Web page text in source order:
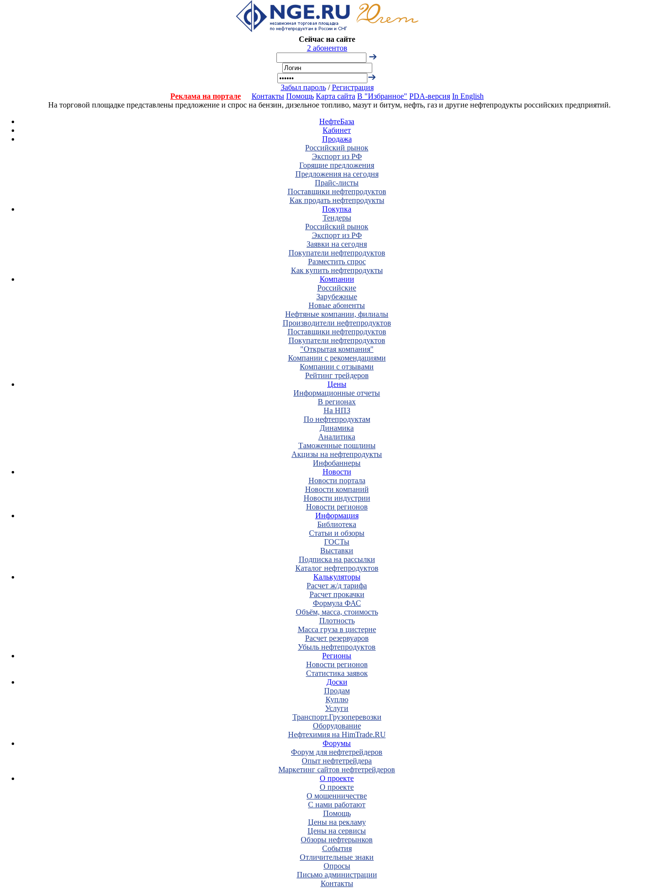
Сейчас на сайте
2 абонентов
Забыл пароль/Регистрация
Реклама на портале
Контакты Помощь Карта сайта В "Избранное" PDA-версия In English
На торговой площадке представлены предложение и спрос на бензин, дизельное топливо, мазут и битум, нефть, газ и другие нефтепродукты российских предприятий.
НефтеБаза
Кабинет
Продажа
Российский рынок
Экспорт из РФ
Горящие предложения
Предложения на сегодня
Прайс-листы
Поставщики нефтепродуктов
Как продать нефтепродукты
Покупка
Тендеры
Российский рынок
Экспорт из РФ
Заявки на сегодня
Покупатели нефтепродуктов
Разместить спрос
Как купить нефтепродукты
Компании
Российские
Зарубежные
Новые абоненты
Нефтяные компании, филиалы
Производители нефтепродуктов
Поставщики нефтепродуктов
Покупатели нефтепродуктов
"Открытая компания"
Компании с рекомендациями
Компании с отзывами
Рейтинг трейдеров
Цены
Информационные отчеты
В регионах
На НПЗ
По нефтепродуктам
Динамика
Аналитика
Таможенные пошлины
Акцизы на нефтепродукты
Инфобаннеры
Новости
Новости портала
Новости компаний
Новости индустрии
Новости регионов
Информация
Библиотека
Статьи и обзоры
ГОСТы
Выставки
Подписка на рассылки
Каталог нефтепродуктов
Калькуляторы
Расчет ж/д тарифа
Расчет прокачки
Формула ФАС
Объём, масса, стоимость
Плотность
Масса груза в цистерне
Расчет резервуаров
Убыль нефтепродуктов
Регионы
Новости регионов
Статистика заявок
Доски
Продам
Куплю
Услуги
Транспорт.Грузоперевозки
Оборудование
Нефтехимия на HimTrade.RU
Форумы
Форум для нефтетрейдеров
Опыт нефтетрейдера
Маркетинг сайтов нефтетрейдеров
О проекте
О проекте
О мошенничестве
С нами работают
Помощь
Цены на рекламу
Цены на сервисы
Обзоры нефтерынков
События
Отличительные знаки
Опросы
Письмо администрации
Контакты